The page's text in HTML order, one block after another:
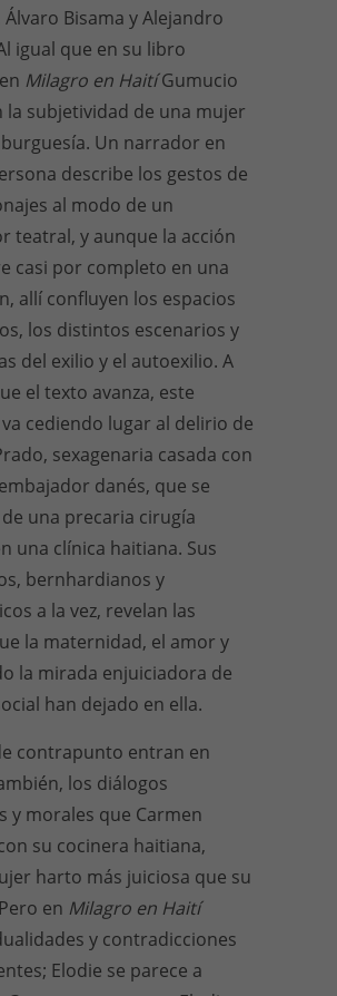
Bisama y Alejandro
igual que en su libro
Milagro en HaitíGumucio
la subjetividad de una mujer
Un narrador en
describe los gestos de
al modo de un
teatral, y aunque la acción
casi por completo en una
allí confluyen los espacios
los distintos escenarios y
del exilio y el autoexilio. A
el texto avanza, este
cediendo lugar al delirio de
sexagenaria casada con
danés, que se
una precaria cirugía
una clínica haitiana. Sus
bernhardianos y
a la vez, revelan las
la maternidad, el amor y
la mirada enjuiciadora de
han dejado en ella.
contrapunto entran en
los diálogos
y morales que Carmen
su cocinera haitiana,
harto más juiciosa que su
en Milagro en Haití
y contradicciones
Elodie se parece a